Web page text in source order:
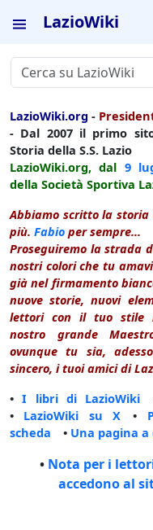
LazioWiki
LazioWiki.org -
- Dal 2007 il primo
Storia della S.S. Lazio
LazioWiki.org, dal 9
della Società Sportiva
Abbiamo scritto la
più. Fabio per sempre...
Proseguiremo la strada
nostri colori che tu
già nel firmamento
nuove storie, nuovi
lettori con il tuo stile
nostro grande
ovunque tu sia,
sincero, i tuoi amici di
•I libri di LazioWiki
• LazioWiki su X •
scheda • Una pagina a
• Nota per i
accedono al